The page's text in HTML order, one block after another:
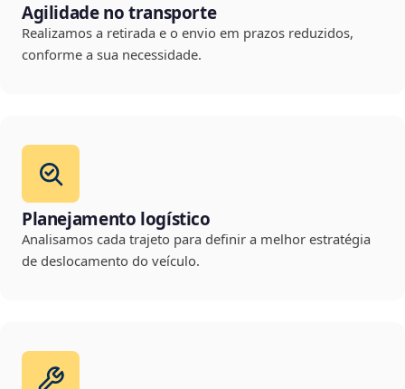
Agilidade no transporte
Realizamos a retirada e o envio em prazos reduzidos,
conforme a sua necessidade.
Planejamento logístico
Analisamos cada trajeto para definir a melhor estratégia
de deslocamento do veículo.